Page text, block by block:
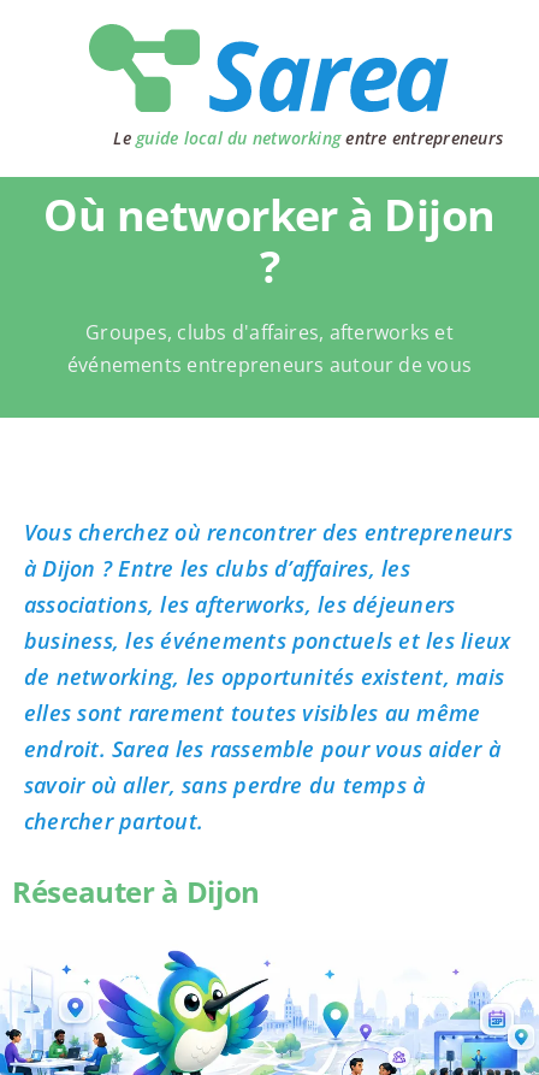
Le guide local du networkingentre entrepreneurs
Où networker à Dijon
?
Groupes, clubs d'affaires, afterworks et
événements entrepreneurs autour de vous
Vous cherchez où rencontrer des entrepreneurs
à Dijon ? Entre les clubs d’affaires, les
associations, les afterworks, les déjeuners
business, les événements ponctuels et les lieux
de networking, les opportunités existent, mais
elles sont rarement toutes visibles au même
endroit. Sarea les rassemble pour vous aider à
savoir où aller, sans perdre du temps à
chercher partout.
Réseauter à Dijon